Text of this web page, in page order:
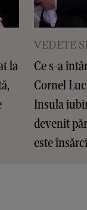
la
VEDETE
Ce s-a
Cornel
Insula
devenit
este